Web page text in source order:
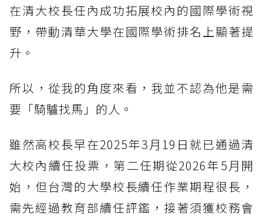
在清大校長任內成功拓展校內的國際學術視
野，帶動清華大學在國際學術排名上顯著提
升。
所以，從我的角度來看，我並不認為他是需
要「騎驢找馬」的人。
雖然高校長早在2025年3月19日就已通過清
大校內續任投票，第二任期從2026年5月開
始，但台灣的大學校長續任作業期程很長，
需先經過教育部續任評鑑，接著須獲校務會